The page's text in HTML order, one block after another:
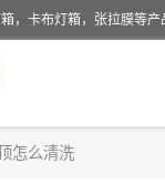
怎么清洗